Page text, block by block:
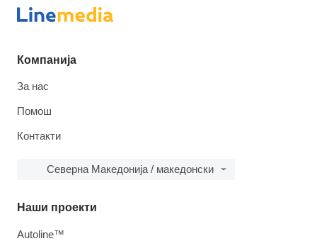
Компанија
За нас
Помош
Контакти
Северна Македонија / македонски
Наши проекти
Autoline™